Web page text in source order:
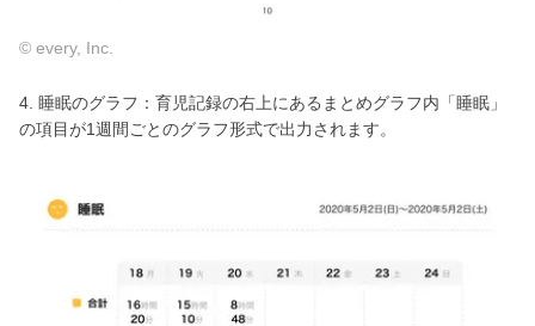
© every, Inc.
4. 睡眠のグラフ：育児記録の右上にあるまとめグラフ内「睡眠」
の項目が1週間ごとのグラフ形式で出力されます。